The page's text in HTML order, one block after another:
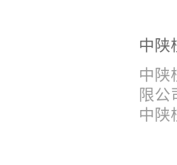
登记
填写
表》
相关
本科
月本
程社
本科
中陕
限公
中陕
限公
中陕